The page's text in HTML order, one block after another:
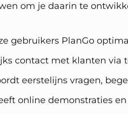
om je daarin te
gebruikers PlanGo
contact met klanten via
eerstelijns vragen,
online demonstraties